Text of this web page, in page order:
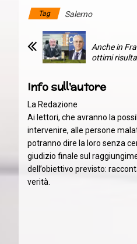
Tag Salerno
Anche in
ottimi
Info sull'autore
La Redazione
Ai lettori, che avranno la
intervenire, alle persone
potranno dire la loro senza
giudizio finale sul
dell’obiettivo previsto:
verità.